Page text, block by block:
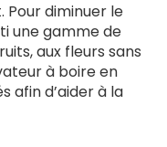
Pour diminuer le
une gamme de
aux fleurs sans
à boire en
afin d’aider à la